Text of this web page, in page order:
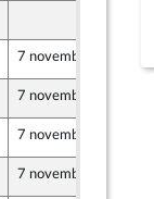
7 novembre 2024
7 novembre 2024
7 novembre 2024
7 novembre 2024